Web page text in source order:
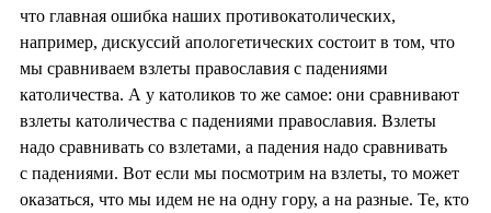
что главная ошибка наших противокатолических,
например, дискуссий апологетических состоит в том, что
мы сравниваем взлеты православия с падениями
католичества. А у католиков то же самое: они сравнивают
взлеты католичества с падениями православия. Взлеты
надо сравнивать со взлетами, а падения надо сравнивать
с падениями. Вот если мы посмотрим на взлеты, то может
оказаться, что мы идем не на одну гору, а на разные. Те, кто